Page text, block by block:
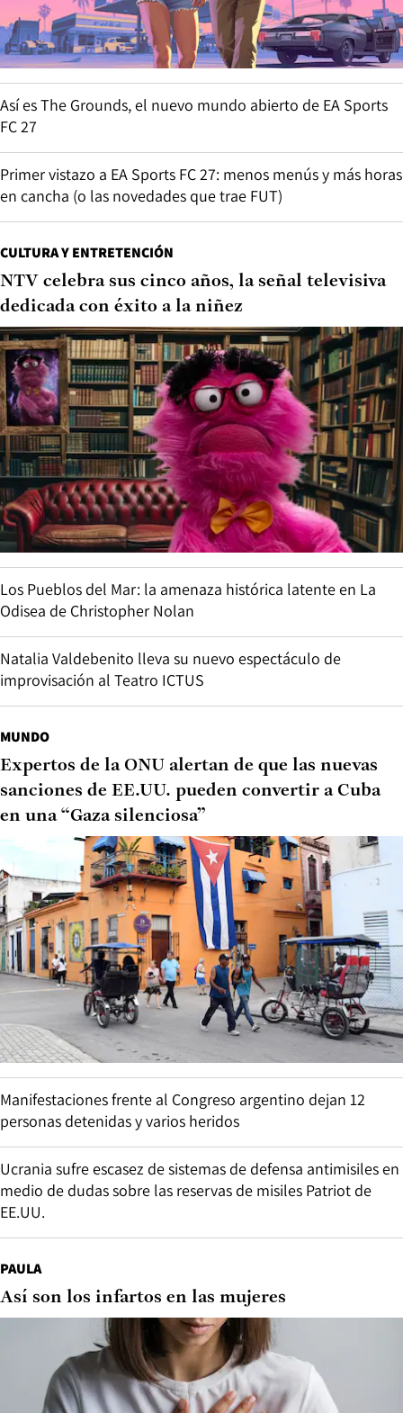
Así es The Grounds, el nuevo mundo abierto de EA Sports
FC 27
Primer vistazo a EA Sports FC 27: menos menús y más horas
en cancha (o las novedades que trae FUT)
CULTURA Y ENTRETENCIÓN
NTV celebra sus cinco años, la señal televisiva
dedicada con éxito a la niñez
Los Pueblos del Mar: la amenaza histórica latente en La
Odisea de Christopher Nolan
Natalia Valdebenito lleva su nuevo espectáculo de
improvisación al Teatro ICTUS
MUNDO
Expertos de la ONU alertan de que las nuevas
sanciones de EE.UU. pueden convertir a Cuba
en una “Gaza silenciosa”
Manifestaciones frente al Congreso argentino dejan 12
personas detenidas y varios heridos
Ucrania sufre escasez de sistemas de defensa antimisiles en
medio de dudas sobre las reservas de misiles Patriot de
EE.UU.
PAULA
Así son los infartos en las mujeres